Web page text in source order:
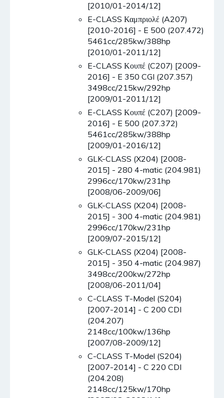
[2010/01-2014/12]
E-CLASS Καμπριολέ (A207)
[2010-2016] - E 500 (207.472)
5461cc/285kw/388hp
[2010/01-2011/12]
E-CLASS Κουπέ (C207) [2009-
2016] - E 350 CGI (207.357)
3498cc/215kw/292hp
[2009/01-2011/12]
E-CLASS Κουπέ (C207) [2009-
2016] - E 500 (207.372)
5461cc/285kw/388hp
[2009/01-2016/12]
GLK-CLASS (X204) [2008-
2015] - 280 4-matic (204.981)
2996cc/170kw/231hp
[2008/06-2009/06]
GLK-CLASS (X204) [2008-
2015] - 300 4-matic (204.981)
2996cc/170kw/231hp
[2009/07-2015/12]
GLK-CLASS (X204) [2008-
2015] - 350 4-matic (204.987)
3498cc/200kw/272hp
[2008/06-2011/04]
C-CLASS T-Model (S204)
[2007-2014] - C 200 CDI
(204.207)
2148cc/100kw/136hp
[2007/08-2009/12]
C-CLASS T-Model (S204)
[2007-2014] - C 220 CDI
(204.208)
2148cc/125kw/170hp